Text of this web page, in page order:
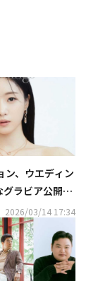
ン、ウエディン
ラビア公開！
露
2026/03/14 17:34